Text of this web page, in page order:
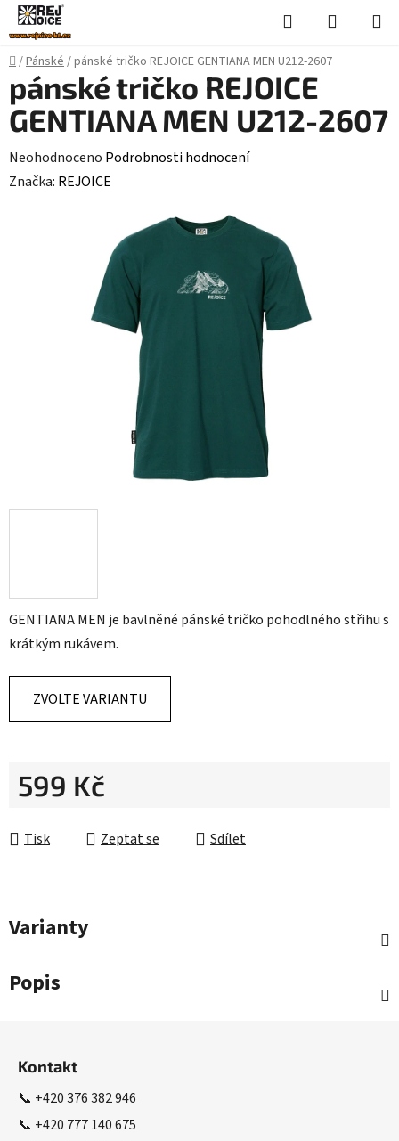
Přejít
na
obsah
Hledat
KOŠÍK
Domů
/Pánské/pánské tričko REJOICE GENTIANA MEN U212-2607
GENTIANA MEN je bavlněné pánské tričko pohodlného střihu s
krátkým rukávem.
ZVOLTE VARIANTU
599 Kč
Tisk
Zeptat se Sdílet
pánské tričko REJOICE
GENTIANA MEN U212-2607
Průměrné
hodnocení
Neohodnoceno Podrobnosti hodnocení
Značka: REJOICE
Varianty
Popis
Kontakt
📞 +420 376 382 946
📞 +420 777 140 675